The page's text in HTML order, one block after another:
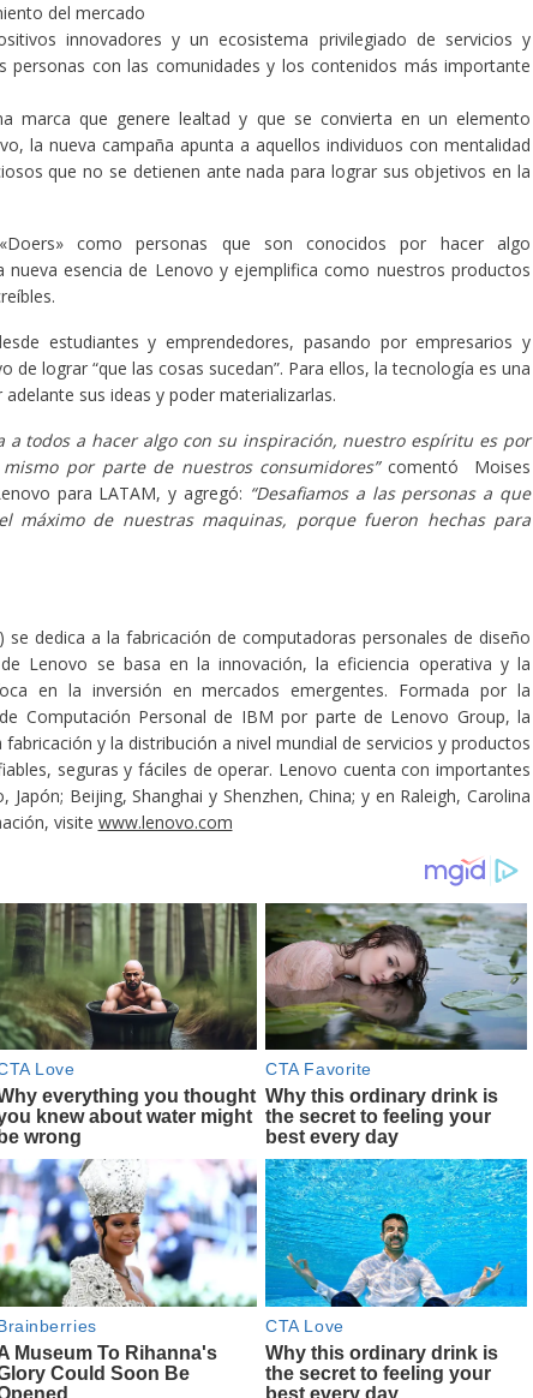
del mercado
innovadores y un ecosistema privilegiado de servicios y
personas con las comunidades y los contenidos más importante
marca que genere lealtad y que se convierta en un elemento
la nueva campaña apunta a aquellos individuos con mentalidad
que no se detienen ante nada para lograr sus objetivos en la
como personas que son conocidos por hacer algo
nueva esencia de Lenovo y ejemplifica como nuestros productos
estudiantes y emprendedores, pasando por empresarios y
de lograr “que las cosas sucedan”. Para ellos, la tecnología es una
sus ideas y poder materializarlas.
a todos a hacer algo con su inspiración, nuestro espíritu es por
por parte de nuestros consumidores”comentó Moises
para LATAM, y agregó: “Desafiamos a las personas a que
máximo de nuestras maquinas, porque fueron hechas para
se dedica a la fabricación de computadoras personales de diseño
Lenovo se basa en la innovación, la eficiencia operativa y la
en la inversión en mercados emergentes. Formada por la
Computación Personal de IBM por parte de Lenovo Group, la
y la distribución a nivel mundial de servicios y productos
seguras y fáciles de operar. Lenovo cuenta con importantes
Beijing, Shanghai y Shenzhen, China; y en Raleigh, Carolina
visite www.lenovo.com